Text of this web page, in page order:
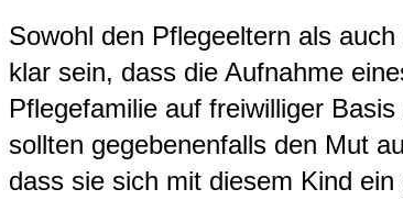
Sowohl den Pflegeeltern als
klar sein, dass die Aufnahme
Pflegefamilie auf freiwilliger
sollten gegebenenfalls den Mut
dass sie sich mit diesem Kind